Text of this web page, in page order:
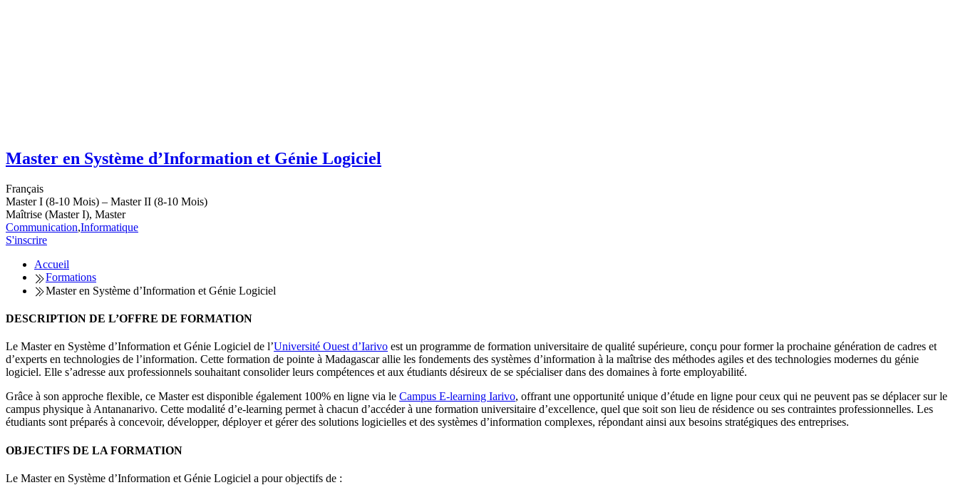
Master en Système d’Information et Génie Logiciel
Français
Master I (8-10 Mois) – Master II (8-10 Mois)
Maîtrise (Master I), Master
Communication,Informatique
S'inscrire
Accueil
Formations
Master en Système d’Information et Génie Logiciel
DESCRIPTION DE L’OFFRE DE FORMATION
Le Master en Système d’Information et Génie Logiciel de l’Université Ouest d’Iarivo est un programme de formation universitaire de qualité supérieure, conçu pour former la prochaine génération de cadres et
d’experts en technologies de l’information. Cette formation de pointe à Madagascar allie les fondements des systèmes d’information à la maîtrise des méthodes agiles et des technologies modernes du génie
logiciel. Elle s’adresse aux professionnels souhaitant consolider leurs compétences et aux étudiants désireux de se spécialiser dans des domaines à forte employabilité.
Grâce à son approche flexible, ce Master est disponible également 100% en ligne via le Campus E-learning Iarivo, offrant une opportunité unique d’étude en ligne pour ceux qui ne peuvent pas se déplacer sur le
campus physique à Antananarivo. Cette modalité d’e-learning permet à chacun d’accéder à une formation universitaire d’excellence, quel que soit son lieu de résidence ou ses contraintes professionnelles. Les
étudiants sont préparés à concevoir, développer, déployer et gérer des solutions logicielles et des systèmes d’information complexes, répondant ainsi aux besoins stratégiques des entreprises.
OBJECTIFS DE LA FORMATION
Le Master en Système d’Information et Génie Logiciel a pour objectifs de :